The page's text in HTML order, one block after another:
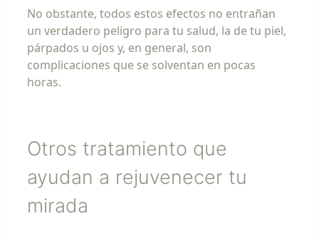
No obstante, todos estos efectos no entrañan
un verdadero peligro para tu salud, la de tu piel,
párpados u ojos y, en general, son
complicaciones que se solventan en pocas
horas.
Otros tratamiento que
ayudan a rejuvenecer tu
mirada